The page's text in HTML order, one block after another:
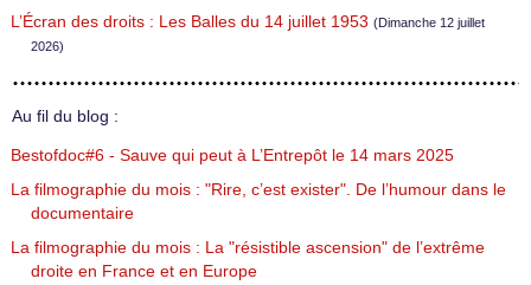
L’Écran des droits : Les Balles du 14 juillet 1953 (Dimanche 12 juillet
2026)
Au fil du blog :
Bestofdoc#6 - Sauve qui peut à L’Entrepôt le 14 mars 2025
La filmographie du mois : "Rire, c’est exister". De l’humour dans le
documentaire
La filmographie du mois : La "résistible ascension" de l’extrême
droite en France et en Europe